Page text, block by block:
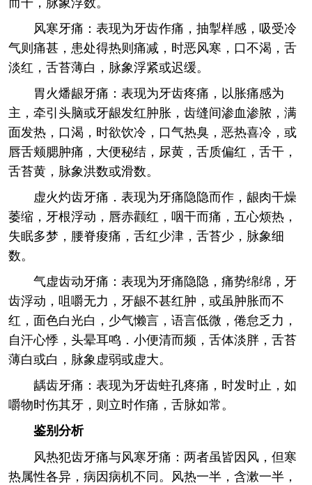
风寒牙痛：表现为牙齿作痛，抽掣样感，吸受冷
气则痛甚，患处得热则痛减，时恶风寒，口不渴，舌
淡红，舌苔薄白，脉象浮紧或迟缓。
胃火燔龈牙痛：表现为牙齿疼痛，以胀痛感为
主，牵引头脑或牙龈发红肿胀，齿缝间渗血渗脓，满
面发热，口渴，时欲饮冷，口气热臭，恶热喜冷，或
唇舌颊腮肿痛，大便秘结，尿黄，舌质偏红，舌干，
舌苔黄，脉象洪数或滑数。
虚火灼齿牙痛．表现为牙痛隐隐而作，龈肉干燥
萎缩，牙根浮动，唇赤颧红，咽干而痛，五心烦热，
失眠多梦，腰脊痠痛，舌红少津，舌苔少，脉象细
数。
气虚齿动牙痛：表现为牙痛隐隐，痛势绵绵，牙
齿浮动，咀嚼无力，牙龈不甚红肿，或虽肿胀而不
红，面色白光白，少气懒言，语言低微，倦怠乏力，
自汗心悸，头晕耳鸣．小便清而频，舌体淡胖，舌苔
薄白或白，脉象虚弱或虚大。
龋齿牙痛：表现为牙齿蛀孔疼痛，时发时止，如
嚼物时伤其牙，则立时作痛，舌脉如常。
鉴别分析
风热犯齿牙痛与风寒牙痛：两者虽皆因风，但寒
热属性各异，病因病机不同。风热一半，含漱一半，